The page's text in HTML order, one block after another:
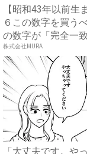
【昭和43年以前生
６この数字を買う
の数字が「完全一
方...
株式会社MURA
「大丈夫です。や